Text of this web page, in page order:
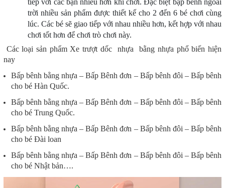
trời nhiều sản phẩm được thiết kế cho 2 đến 6 bé chơi cùng
lúc. Các bé sẽ giao tiếp với nhau nhiều hơn, kết hợp với nhau
chơi tốt hơn để chơi trò chơi này.
Các loại sản phẩm Xe trượt dốc nhựa bằng nhựa phổ biến hiện
nay
Bấp bênh bằng nhựa – Bấp Bênh đơn – Bấp bênh đôi – Bấp bênh
cho bé Hàn Quốc.
Bấp bênh bằng nhựa – Bấp Bênh đơn – Bấp bênh đôi – Bấp bênh
cho bé Trung Quốc.
Bấp bênh bằng nhựa – Bấp Bênh đơn – Bấp bênh đôi – Bấp bênh
cho bé Đài loan
Bấp bênh bằng nhựa – Bấp Bênh đơn – Bấp bênh đôi – Bấp bênh
cho bé Nhật bản….